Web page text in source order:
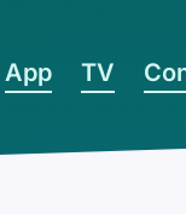
App TV